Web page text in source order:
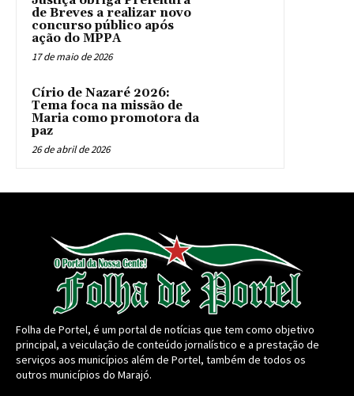
de Breves a realizar novo
concurso público após
ação do MPPA
17 de maio de 2026
Círio de Nazaré 2026:
Tema foca na missão de
Maria como promotora da
paz
26 de abril de 2026
Folha de Portel, é um portal de notícias que tem como objetivo
principal, a veiculação de conteúdo jornalístico e a prestação de
serviços aos municípios além de Portel, também de todos os
outros municípios do Marajó.